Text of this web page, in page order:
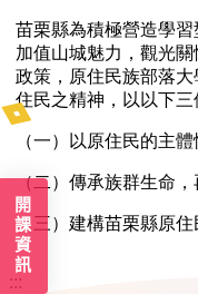
開課資訊
:::